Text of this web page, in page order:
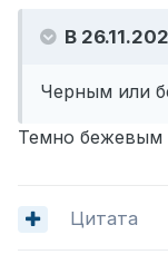
В
Черным или
Темно бежевым
Цитата